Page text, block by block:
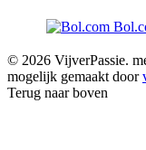
© 2026 VijverPassie.
mogelijk gemaakt door
Terug naar boven